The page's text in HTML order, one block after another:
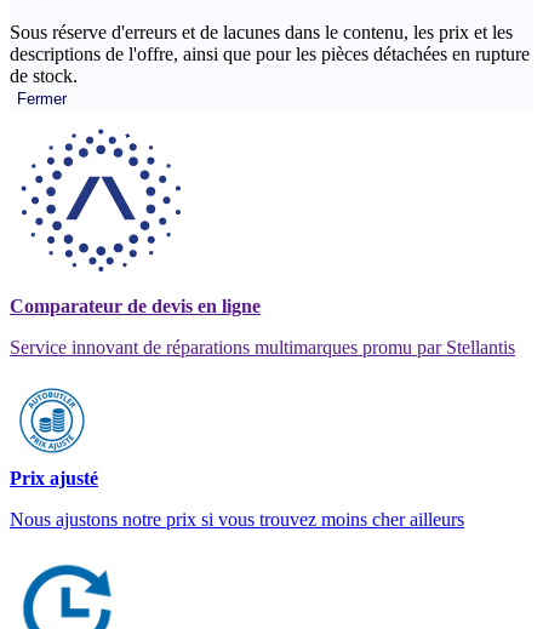
Sous réserve d'erreurs et de lacunes dans le contenu, les prix et les
descriptions de l'offre, ainsi que pour les pièces détachées en rupture
de stock.
Fermer
Comparateur de devis en ligne
Service innovant de réparations multimarques promu par Stellantis
Prix ajusté
Nous ajustons notre prix si vous trouvez moins cher ailleurs